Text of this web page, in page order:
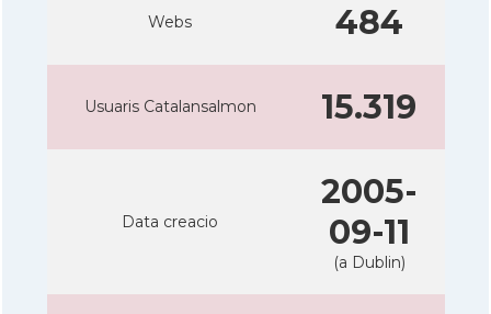
Webs 484
Usuaris Catalansalmon 15.319
Data creacio
2005-
09-11
(a Dublin)